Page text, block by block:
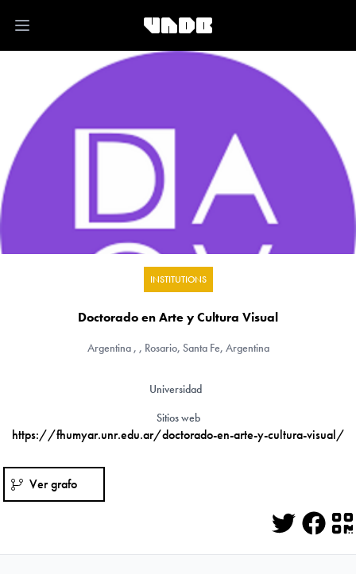
Open main menu
INSTITUTIONS
Doctorado en Arte y Cultura Visual
Argentina, , Rosario, Santa Fe, Argentina
Universidad
Sitios web
https://fhumyar.unr.edu.ar/doctorado-en-arte-y-cultura-visual/
Ver grafo
Twitter